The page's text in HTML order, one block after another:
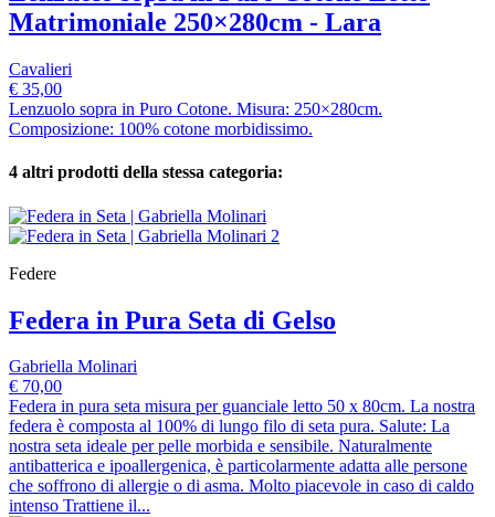
Matrimoniale 250×280cm - Lara
Cavalieri
€ 35,00
Lenzuolo sopra in Puro Cotone. Misura: 250×280cm.
Composizione: 100% cotone morbidissimo.
4 altri prodotti della stessa categoria:
Federe
Federa in Pura Seta di Gelso
Gabriella Molinari
€ 70,00
Federa in pura seta misura per guanciale letto 50 x 80cm. La nostra
federa è composta al 100% di lungo filo di seta pura. Salute: La
nostra seta ideale per pelle morbida e sensibile. Naturalmente
antibatterica e ipoallergenica, è particolarmente adatta alle persone
che soffrono di allergie o di asma. Molto piacevole in caso di caldo
intenso Trattiene il...